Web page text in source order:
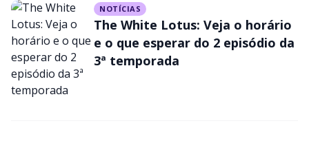
Oscar 2025: Cynthia Erivo e
Ariana Grande estão entre as
performances musicais
NOTÍCIAS
The White Lotus: Veja o horário
e o que esperar do 2 episódio da
3ª temporada